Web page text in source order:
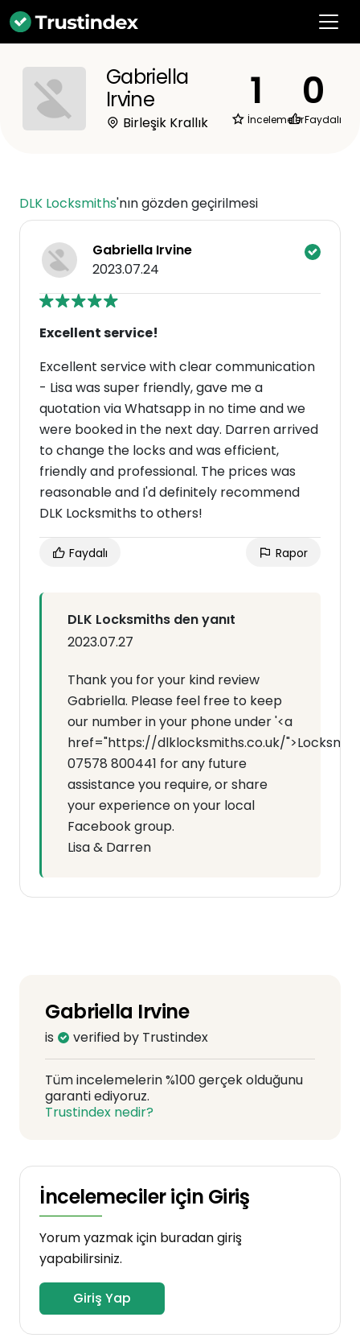
Gabriella
Irvine
Birleşik Krallık
1
İncelemeler
0
Faydalı
DLK Locksmiths'nın gözden geçirilmesi
Gabriella Irvine
2023.07.24
Excellent service!
Excellent service with clear communication
- Lisa was super friendly, gave me a
quotation via Whatsapp in no time and we
were booked in the next day. Darren arrived
to change the locks and was efficient,
friendly and professional. The prices was
reasonable and I'd definitely recommend
DLK Locksmiths to others!
Faydalı Rapor
DLK Locksmiths den yanıt
2023.07.27
Thank you for your kind review
Gabriella. Please feel free to keep
our number in your phone under '<a
href="https://dlklocksmiths.co.uk/
07578 800441 for any future
assistance you require, or share
your experience on your local
Facebook group.
Lisa & Darren
Gabriella Irvine
is verified by Trustindex
Tüm incelemelerin %100 gerçek olduğunu
garanti ediyoruz.
Trustindex nedir?
İncelemeciler için Giriş
Yorum yazmak için buradan giriş
yapabilirsiniz.
Giriş Yap